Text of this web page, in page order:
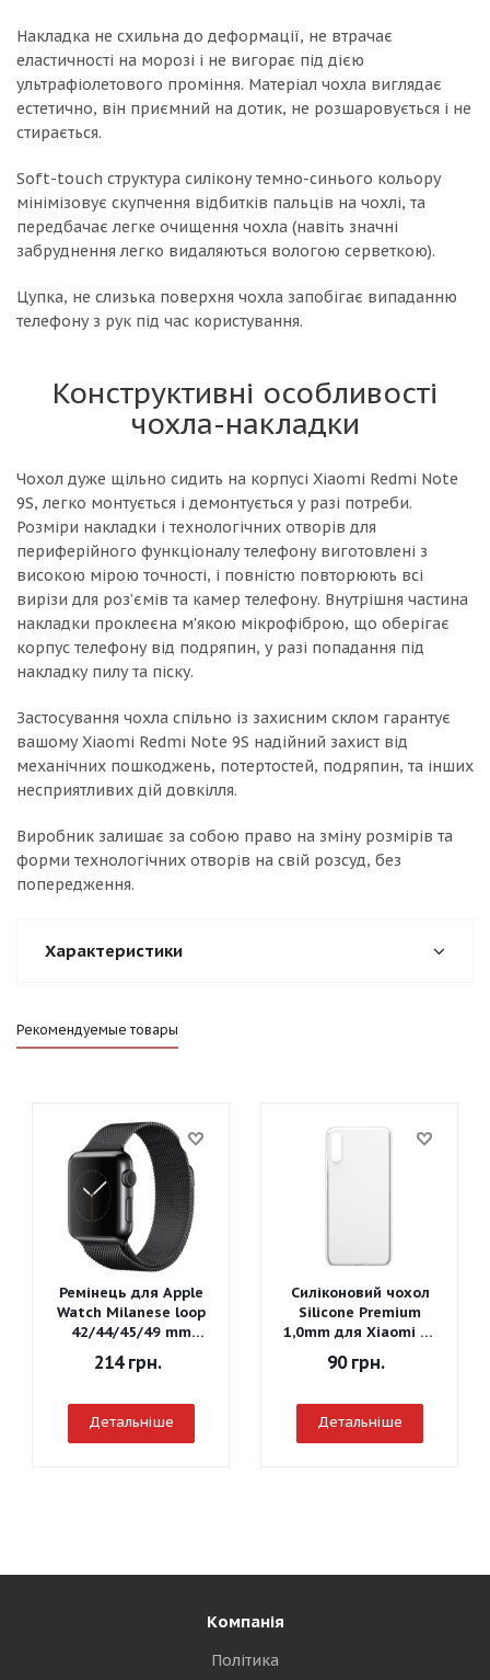
Накладка не схильна до деформації, не втрачає
еластичності на морозі і не вигорає під дією
ультрафіолетового проміння. Матеріал чохла виглядає
естетично, він приємний на дотик, не розшаровується і не
стирається.
Soft-touch структура силікону темно-синього кольору
мінімізовує скупчення відбитків пальців на чохлі, та
передбачає легке очищення чохла (навіть значні
забруднення легко видаляються вологою серветкою).
Цупка, не слизька поверхня чохла запобігає випаданню
телефону з рук під час користування.
Конструктивні особливості
чохла-накладки
Чохол дуже щільно сидить на корпусі Xiaomi Redmi Note
9S, легко монтується і демонтується у разі потреби.
Розміри накладки і технологічних отворів для
периферійного функціоналу телефону виготовлені з
високою мірою точності, і повністю повторюють всі
вирізи для роз’ємів та камер телефону. Внутрішня частина
накладки проклеєна м'якою мікрофіброю, що оберігає
корпус телефону від подряпин, у разі попадання під
накладку пилу та піску.
Застосування чохла спільно із захисним склом гарантує
вашому Xiaomi Redmi Note 9S надійний захист від
механічних пошкоджень, потертостей, подряпин, та інших
несприятливих дій довкілля.
Виробник залишає за собою право на зміну розмірів та
форми технологічних отворів на свій розсуд, без
попередження.
Характеристики
Рекомендуемые товары
Ремінець для Apple
Watch Milanese loop
42/44/45/49 mm
(Чорний)
214грн.
Детальніше
Силіконовий чохол
Silicone Premium
1,0mm для Xiaomi Mi
90грн.
Детальніше
Компанія
Політика